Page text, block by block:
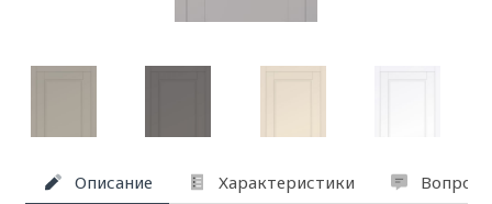
Описание Характеристики